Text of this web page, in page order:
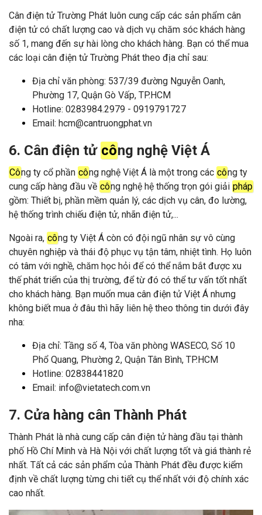
Cân điện tử Trường Phát luôn cung cấp các sản phẩm cân
điện tử có chất lượng cao và dịch vụ chăm sóc khách hàng
số 1, mang đến sự hài lòng cho khách hàng. Bạn có thể mua
các loại cân điện tử Trường Phát theo địa chỉ sau:
Địa chỉ văn phòng: 537/39 đường Nguyễn Oanh,
Phường 17, Quận Gò Vấp, TP.HCM
Hotline: 0283984.2979 - 0919791727
Email: hcm@cantruongphat.vn
6. Cân điện tử công nghệ Việt Á
Công ty cổ phần công nghệ Việt Á là một trong các công ty
cung cấp hàng đầu về công nghệ hệ thống trọn gói giải pháp
gồm: Thiết bị, phần mềm quản lý, các dịch vụ cân, đo lường,
hệ thống trình chiếu điện tử, nhãn điện tử,...
Ngoài ra, công ty Việt Á còn có đội ngũ nhân sự vô cùng
chuyên nghiệp và thái độ phục vụ tận tâm, nhiệt tình. Họ luôn
có tâm với nghề, chăm học hỏi để có thể nắm bắt được xu
thế phát triển của thị trường, để từ đó có thể tư vấn tốt nhất
cho khách hàng. Bạn muốn mua cân điện tử Việt Á nhưng
không biết mua ở đâu thì hãy liên hệ theo thông tin dưới đây
nha:
Địa chỉ: Tầng số 4, Tòa văn phòng WASECO, Số 10
Phổ Quang, Phường 2, Quận Tân Bình, TP.HCM
Hotline: 02838441820
Email: info@vietatech.com.vn
7. Cửa hàng cân Thành Phát
Thành Phát là nhà cung cấp cân điện tử hàng đầu tại thành
phố Hồ Chí Minh và Hà Nội với chất lượng tốt và giá thành rẻ
nhất. Tất cả các sản phẩm của Thành Phát đều được kiểm
định về chất lượng từng chi tiết cụ thể nhất với độ chính xác
cao nhất.